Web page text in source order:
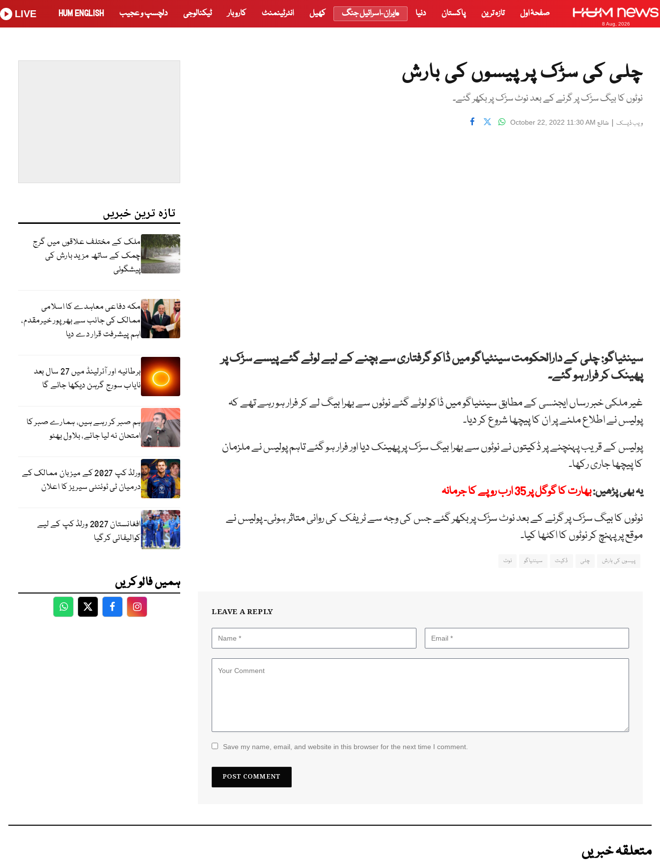
8 Aug, 2026
صفحۂ اول تازہ ترین پاکستان دنیا ایران-اسرائیل جنگ کھیل انٹرٹینمنٹ کاروبار ٹیکنالوجی دلچسپ و عجیب HUM ENGLISH
LIVE
چلی کی سڑک پر پیسوں کی بارش
نوٹوں کا بیگ سڑک پر گرنے کے بعد نوٹ سڑک پر بکھر گئے۔
ویب ڈیسک | شائع October 22, 2022 11:30 AM
سینٹیاگو: چلی کے دارالحکومت سینٹیاگو میں ڈاکو گرفتاری سے بچنے کے لیے لوٹے گئے پیسے سڑک پر
پھینک کر فرار ہو گئے۔
غیر ملکی خبر رساں ایجنسی کے مطابق سینٹیاگو میں ڈاکو لوٹے گئے نوٹوں سے بھرا بیگ لے کر فرار ہو رہے تھے کہ
پولیس نے اطلاع ملنے پر ان کا پیچھا شروع کر دیا۔
پولیس کے قریب پہنچنے پر ڈکیتوں نے نوٹوں سے بھرا بیگ سڑک پر پھینک دیا اور فرار ہو گئے تاہم پولیس نے ملزمان
کا پیچھا جاری رکھا۔
یہ بھی پڑھیں:بھارت کا گوگل پر 35 ارب روپے کا جرمانہ
نوٹوں کا بیگ سڑک پر گرنے کے بعد نوٹ سڑک پر بکھر گئے جس کی وجہ سے ٹریفک کی روانی متاثر ہوئی۔ پولیس نے
موقع پر پہنچ کر نوٹوں کا اکٹھا کیا۔
پیسوں کی بارش چلی ڈکیت سینٹیاگو نوٹ
LEAVE A REPLY
Save my name, email, and website in this browser for the next time I comment.
تازہ ترین خبریں
ملک کے مختلف علاقوں میں گرج
چمک کے ساتھ مزید بارش کی
پیشگوئی
مکہ دفاعی معاہدے کا اسلامی
ممالک کی جانب سے بھرپور خیرمقدم،
اہم پیشرفت قرار دے دیا
برطانیہ اور آئرلینڈ میں 27 سال بعد
نایاب سورج گرہن دیکھا جائے گا
ہم صبر کر رہے ہیں، ہمارے صبر کا
امتحان نہ لیا جائے، بلاول بھٹو
ورلڈ کپ 2027 کے میزبان ممالک کے
درمیان ٹی ٹوئنٹی سیریز کا اعلان
افغانستان 2027 ورلڈ کپ کے لیے
کوالیفائی کرگیا
ہمیں فالو کریں
WhatsApp
TwitterFacebookFacebook
متعلقہ خبریں